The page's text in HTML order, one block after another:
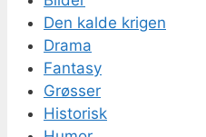
Den kalde krigen
Drama
Fantasy
Grøsser
Historisk